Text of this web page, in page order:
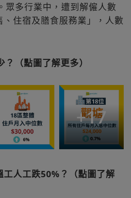
眾多行業中，遭到解僱人數
、住宿及膳食服務業」，人數
（點圖了解更多）
+17
工人工跌50%？（點圖了解